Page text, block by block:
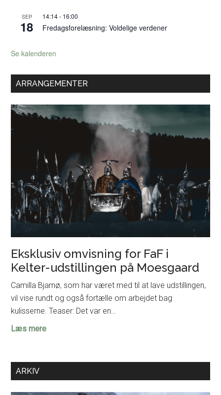
SEP
18
14:14- 16:00
Fredagsforelæsning: Voldelige verdener
Se kalenderen
ARRANGEMENTER
Eksklusiv omvisning for FaF i
Kelter-udstillingen på Moesgaard
Camilla Bjarnø, som har været med til at lave udstillingen,
vil vise rundt og også fortælle om arbejdet bag
kulisserne. Teaser: Det var en…
Læs mereEksklusiv
i
Kelter-
ARKIV